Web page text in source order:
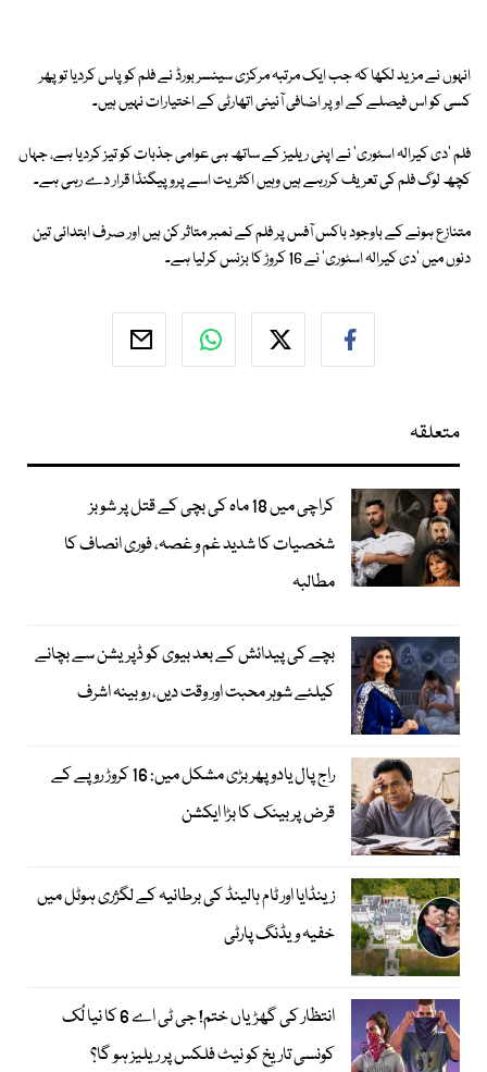
انہوں نے مزید لکھا کہ جب ایک مرتبہ مرکزی سینسر بورڈ نے فلم کو پاس کردیا تو پھر
کسی کو اس فیصلے کے اوپر اضافی آئینی اتھارٹی کے اختیارات نہیں ہیں۔
فلم 'دی کیرالہ اسٹوری' نے اپنی ریلیز کے ساتھ ہی عوامی جذبات کو تیز کردیا ہے، جہاں
کچھ لوگ فلم کی تعریف کررہے ہیں وہیں اکثریت اسے پروپیگنڈا قرار دے رہی ہے۔
متنازع ہونے کے باوجود باکس آفس پر فلم کے نمبر متاثر کن ہیں اور صرف ابتدائی تین
دنوں میں 'دی کیرالہ اسٹوری' نے 16 کروڑ کا بزنس کرلیا ہے۔
متعلقہ
کراچی میں 18 ماہ کی بچی کے قتل پر شوبز
شخصیات کا شدید غم و غصہ، فوری انصاف کا
مطالبہ
بچے کی پیدائش کے بعد بیوی کو ڈپریشن سے بچانے
کیلئے شوہر محبت اور وقت دیں، روبینہ اشرف
راج پال یادو پھر بڑی مشکل میں: 16 کروڑ روپے کے
قرض پر بینک کا بڑا ایکشن
زینڈایا اور ٹام ہالینڈ کی برطانیہ کے لگژری ہوٹل میں
خفیہ ویڈنگ پارٹی
انتظار کی گھڑیاں ختم! جی ٹی اے 6 کا نیا لُک
کونسی تاریخ کو نیٹ فلکس پر ریلیز ہو گا؟